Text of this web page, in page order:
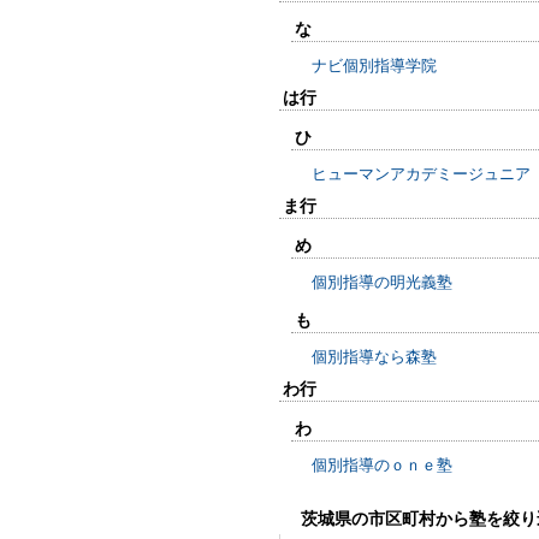
な
ナビ個別指導学院
は行
ひ
ヒューマンアカデミージュニ
ま行
め
個別指導の明光義塾
も
個別指導なら森塾
わ行
わ
個別指導のｏｎｅ塾
茨城県の市区町村から塾を絞